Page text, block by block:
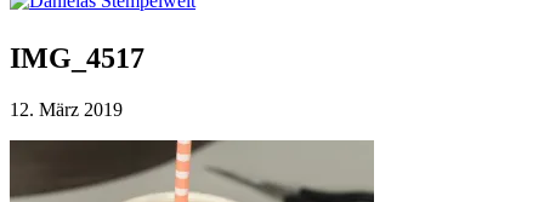
IMG_4517
12. März 2019